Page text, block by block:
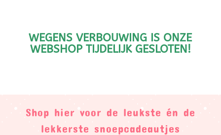
WEGENS VERBOUWING IS ONZE
WEBSHOP TIJDELIJK GESLOTEN!
Shop hier voor de leukste én de
lekkerste snoepcadeautjes